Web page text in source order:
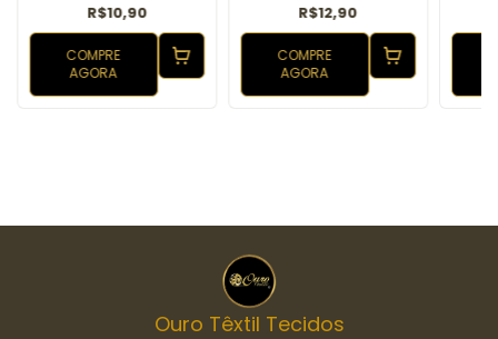
R$10,90
COMPRE
AGORA
R$12,90
COMPRE
AGORA
Ouro Têxtil Tecidos